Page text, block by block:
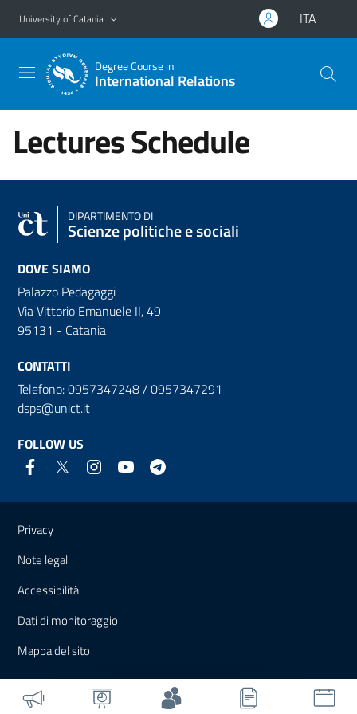
Go to main content
Go to navigation menu
University of Catania ITA
Degree Course in
International Relations
Lectures Schedule
DIPARTIMENTO DI
Scienze politiche e sociali
DOVE SIAMO
Palazzo Pedagaggi
Via Vittorio Emanuele II, 49
95131 - Catania
CONTATTI
Telefono: 0957347248 / 0957347291
dsps@unict.it
FOLLOW US
Useful links and information
Privacy
Note legali
Accessibilità
Dati di monitoraggio
Mappa del sito